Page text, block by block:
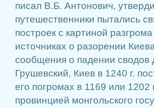
писал В.Б. Антонович,
путешественники пытались
построек с картиной
источниках о разорении
сообщения о падении сводов
Грушевский, Киев в 1240 г.
его погромах в 1169 или
провинцией монгольского